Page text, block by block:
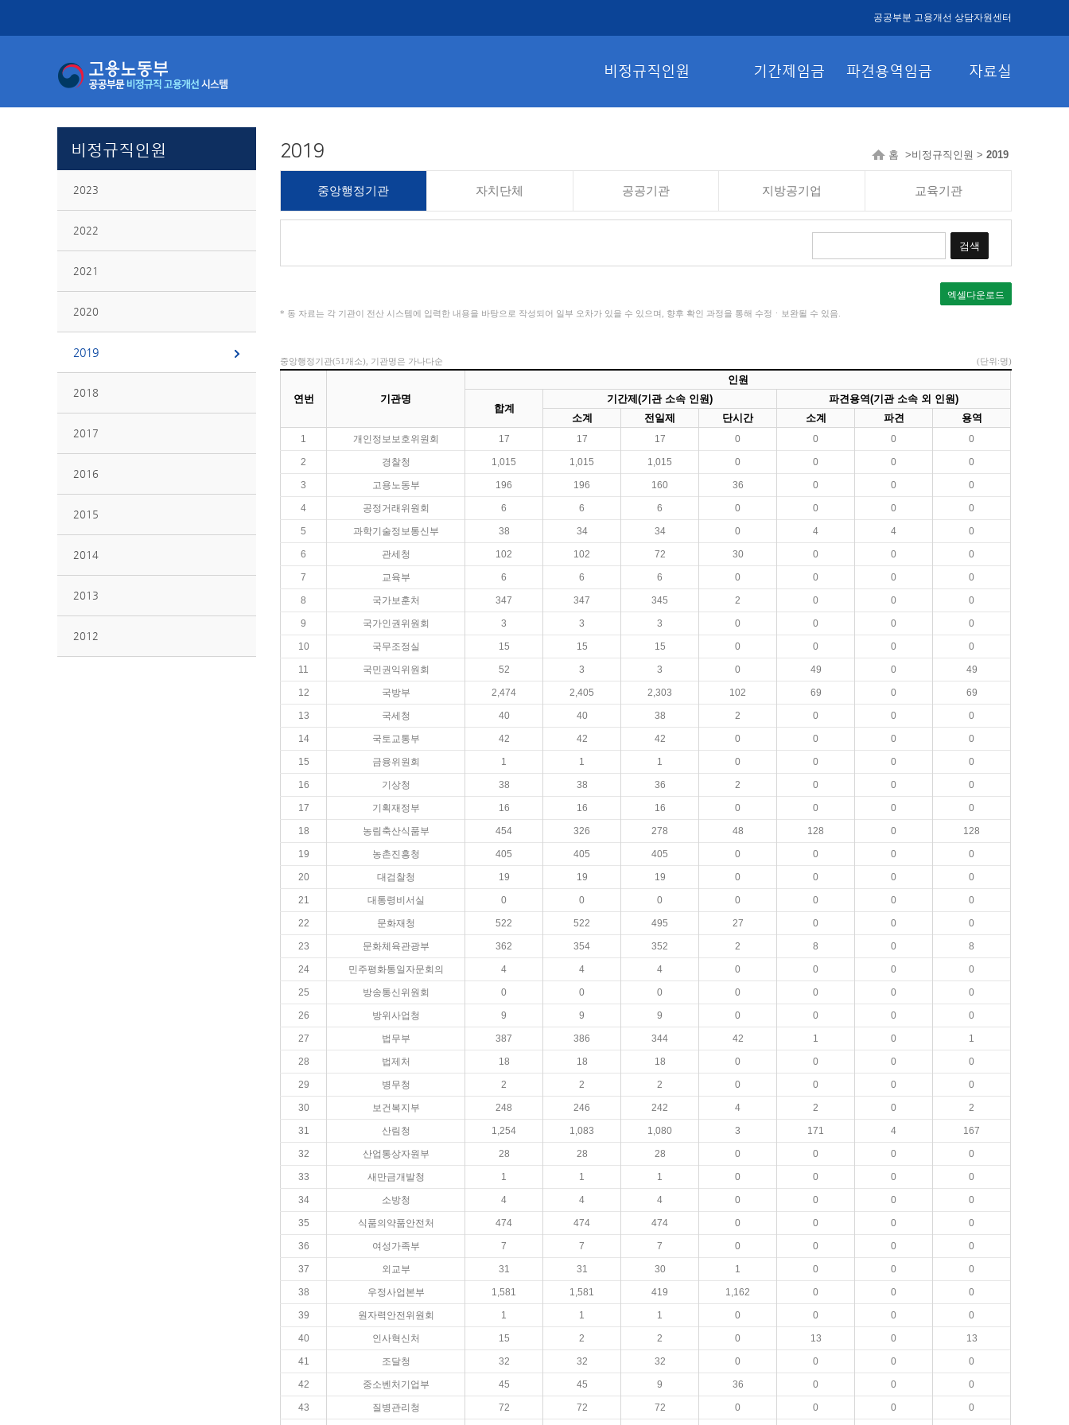
공공부분 고용개선 상담자원센터
비정규직인원 기간제임금 파견용역임금 자료실
비정규직인원
2023
2022
2021
2020
2019
2018
2017
2016
2015
2014
2013
2012
2019 홈 >비정규직인원 > 2019
중앙행정기관 자치단체 공공기관 지방공기업 교육기관
검색
엑셀다운로드
* 동 자료는 각 기관이 전산 시스템에 입력한 내용을 바탕으로 작성되어 일부 오차가 있을 수 있으며, 향후 확인 과정을 통해 수정ㆍ보완될 수 있음.
중앙행정기관(51개소), 기관명은 가나다순 (단위:명)
연번 기관명
인원
합계
기간제(기관 소속 인원)
파견용역(기관 소속 외 인원)
소계
전일제 단시간 소계 파견 용역
1 개인정보보호위원회 17 17 17 0 0 0 0
2 경찰청 1,015 1,015 1,015 0 0 0 0
3 고용노동부 196 196 160 36 0 0 0
4 공정거래위원회 6 6 6 0 0 0 0
5 과학기술정보통신부 38 34 34 0 4 4 0
6 관세청 102 102 72 30 0 0 0
7 교육부 6 6 6 0 0 0 0
8 국가보훈처 347 347 345 2 0 0 0
9 국가인권위원회 3 3 3 0 0 0 0
10 국무조정실 15 15 15 0 0 0 0
11 국민권익위원회 52 3 3 0 49 0 49
12 국방부 2,474 2,405 2,303 102 69 0 69
13 국세청 40 40 38 2 0 0 0
14 국토교통부 42 42 42 0 0 0 0
15 금융위원회 1 1 1 0 0 0 0
16 기상청 38 38 36 2 0 0 0
17 기획재정부 16 16 16 0 0 0 0
18 농림축산식품부 454 326 278 48 128 0 128
19 농촌진흥청 405 405 405 0 0 0 0
20 대검찰청 19 19 19 0 0 0 0
21 대통령비서실 0 0 0 0 0 0 0
22 문화재청 522 522 495 27 0 0 0
23 문화체육관광부 362 354 352 2 8 0 8
24 민주평화통일자문회의 4 4 4 0 0 0 0
25 방송통신위원회 0 0 0 0 0 0 0
26 방위사업청 9 9 9 0 0 0 0
27 법무부 387 386 344 42 1 0 1
28 법제처 18 18 18 0 0 0 0
29 병무청 2 2 2 0 0 0 0
30 보건복지부 248 246 242 4 2 0 2
31 산림청 1,254 1,083 1,080 3 171 4 167
32 산업통상자원부 28 28 28 0 0 0 0
33 새만금개발청 1 1 1 0 0 0 0
34 소방청 4 4 4 0 0 0 0
35 식품의약품안전처 474 474 474 0 0 0 0
36 여성가족부 7 7 7 0 0 0 0
37 외교부 31 31 30 1 0 0 0
38 우정사업본부 1,581 1,581 419 1,162 0 0 0
39 원자력안전위원회 1 1 1 0 0 0 0
40 인사혁신처 15 2 2 0 13 0 13
41 조달청 32 32 32 0 0 0 0
42 중소벤처기업부 45 45 9 36 0 0 0
43 질병관리청 72 72 72 0 0 0 0